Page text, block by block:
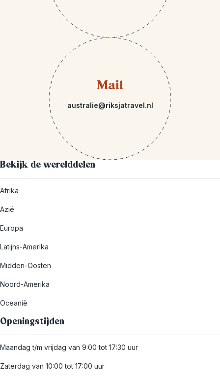
Mail
australie@riksjatravel.nl
Bekijk de werelddelen
Afrika
Azië
Europa
Latijns-Amerika
Midden-Oosten
Noord-Amerika
Oceanië
Openingstijden
Maandag t/m vrijdag van 9:00 tot 17:30 uur
Zaterdag van 10:00 tot 17:00 uur